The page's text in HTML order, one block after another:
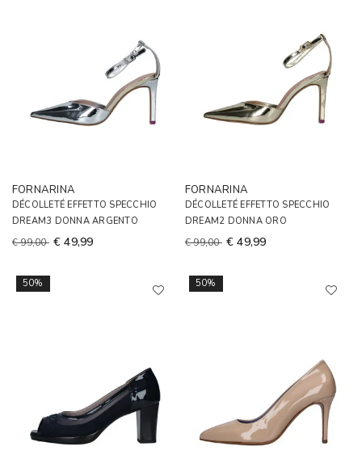
FORNARINA
DÉCOLLETÉ EFFETTO SPECCHIO
DREAM3 DONNA ARGENTO
€ 99,00 € 49,99
FORNARINA
DÉCOLLETÉ EFFETTO SPECCHIO
DREAM2 DONNA ORO
€ 99,00 € 49,99
50% 50%